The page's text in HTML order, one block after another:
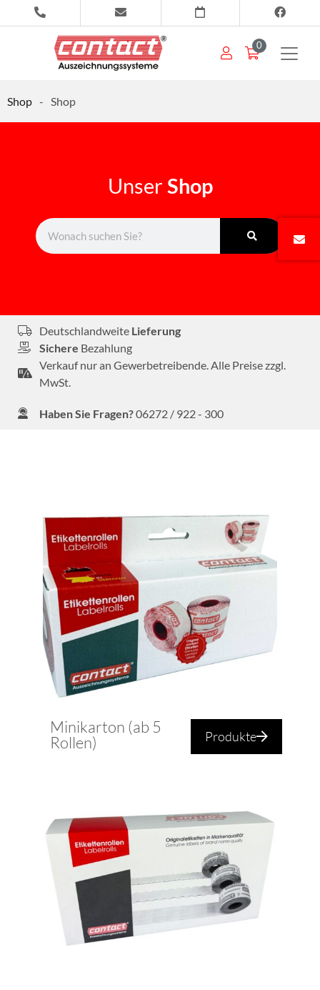
0
Shop - Shop
Unser Shop
Deutschlandweite Lieferung
Sichere Bezahlung
Verkauf nur an Gewerbetreibende. Alle Preise zzgl.
MwSt.
Haben Sie Fragen?06272 / 922 - 300
Minikarton (ab 5
Rollen)
Produkte